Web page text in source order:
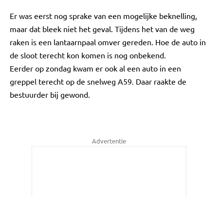
Er was eerst nog sprake van een mogelijke beknelling,
maar dat bleek niet het geval. Tijdens het van de weg
raken is een lantaarnpaal omver gereden. Hoe de auto in
de sloot terecht kon komen is nog onbekend.
Eerder op zondag kwam er ook al een auto in een
greppel terecht op de snelweg A59. Daar raakte de
bestuurder bij gewond.
Advertentie